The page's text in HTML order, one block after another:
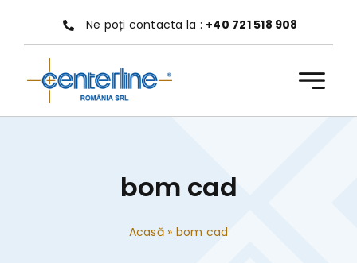
conținut
Ne poți contacta la : +40 721 518 908
bom cad
Acasă» bom cad